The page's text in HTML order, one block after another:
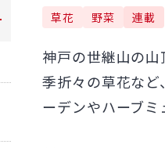
草花 野菜 連載
神戸の世継山の
季折々の草花な
ーデンやハーブミ